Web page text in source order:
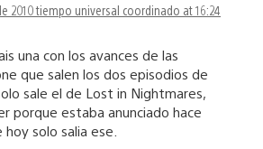
2010 tiempo universal coordinado at 16:24
una con los avances de las
que salen los dos episodios de
sale el de Lost in Nightmares,
porque estaba anunciado hace
solo salia ese.